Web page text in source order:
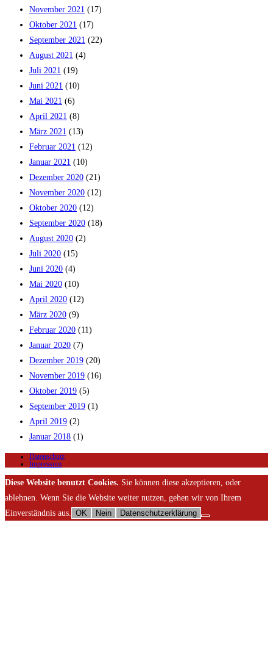
November 2021 (17)
Oktober 2021 (17)
September 2021 (22)
August 2021 (4)
Juli 2021 (19)
Juni 2021 (10)
Mai 2021 (6)
April 2021 (8)
März 2021 (13)
Februar 2021 (12)
Januar 2021 (10)
Dezember 2020 (21)
November 2020 (12)
Oktober 2020 (12)
September 2020 (18)
August 2020 (2)
Juli 2020 (15)
Juni 2020 (4)
Mai 2020 (10)
April 2020 (12)
März 2020 (9)
Februar 2020 (11)
Januar 2020 (7)
Dezember 2019 (20)
November 2019 (16)
Oktober 2019 (5)
September 2019 (1)
April 2019 (2)
Januar 2018 (1)
Datenschutz
Impressum
Diese Website benutzt Cookies. Sie können diese akzeptieren, oder
ablehnen. Wenn Sie die Website weiter nutzen, gehen wir von Ihrem
Einverständnis aus. OK Nein Datenschutzerklärung